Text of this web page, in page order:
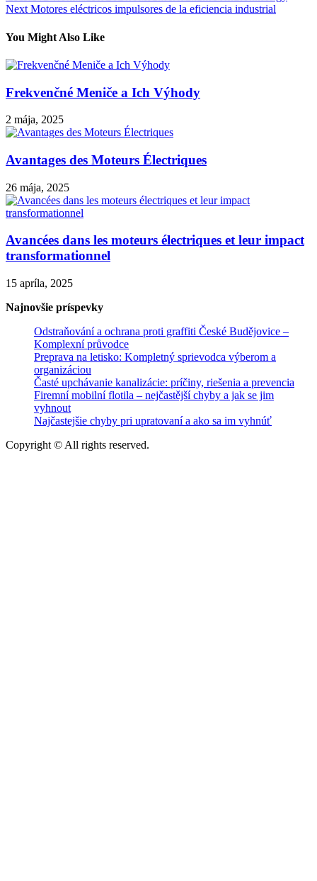
v
článku
Next Motores eléctricos impulsores de la eficiencia industrial
You Might Also Like
Frekvenčné Meniče a Ich Výhody
2 mája, 2025
Avantages des Moteurs Électriques
26 mája, 2025
Avancées dans les moteurs électriques et leur impact
transformationnel
15 apríla, 2025
Najnovšie príspevky
Odstraňování a ochrana proti graffiti České Budějovice –
Komplexní průvodce
Preprava na letisko: Kompletný sprievodca výberom a
organizáciou
Časté upchávanie kanalizácie: príčiny, riešenia a prevencia
Firemní mobilní flotila – nejčastější chyby a jak se jim
vyhnout
Najčastejšie chyby pri upratovaní a ako sa im vyhnúť
Copyright © All rights reserved.